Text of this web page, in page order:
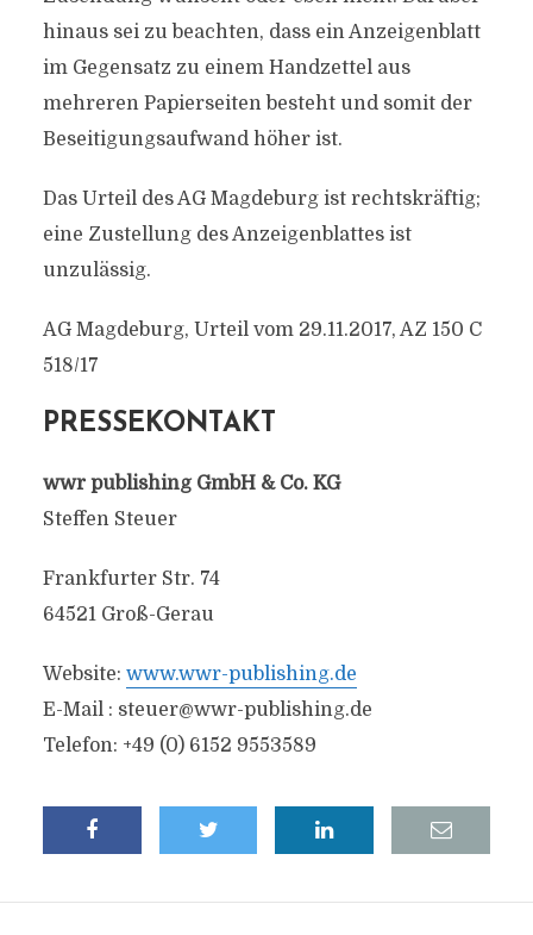
hinaus sei zu beachten, dass ein Anzeigenblatt
im Gegensatz zu einem Handzettel aus
mehreren Papierseiten besteht und somit der
Beseitigungsaufwand höher ist.
Das Urteil des AG Magdeburg ist rechtskräftig;
eine Zustellung des Anzeigenblattes ist
unzulässig.
AG Magdeburg, Urteil vom 29.11.2017, AZ 150 C
518/17
PRESSEKONTAKT
wwr publishing GmbH & Co. KG
Steffen Steuer
Frankfurter Str. 74
64521 Groß-Gerau
Website: www.wwr-publishing.de
E-Mail : steuer@wwr-publishing.de
Telefon: +49 (0) 6152 9553589